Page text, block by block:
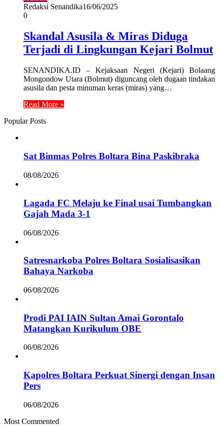
Redaksi Senandika16/06/2025
0
Skandal Asusila & Miras Diduga
Terjadi di Lingkungan Kejari Bolmut
SENANDIKA.ID – Kejaksaan Negeri (Kejari) Bolaang
Mongondow Utara (Bolmut) diguncang oleh dugaan tindakan
asusila dan pesta minuman keras (miras) yang…
Read More »
Popular Posts
Sat Binmas Polres Boltara Bina Paskibraka
08/08/2026
Lagada FC Melaju ke Final usai Tumbangkan
Gajah Mada 3-1
06/08/2026
Satresnarkoba Polres Boltara Sosialisasikan
Bahaya Narkoba
06/08/2026
Prodi PAI IAIN Sultan Amai Gorontalo
Matangkan Kurikulum OBE
06/08/2026
Kapolres Boltara Perkuat Sinergi dengan Insan
Pers
06/08/2026
Most Commented